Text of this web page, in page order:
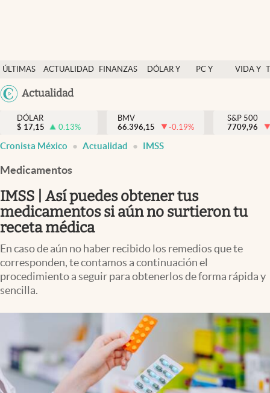
ÚLTIMAS
NOTICIAS
ACTUALIDAD
FINANZAS
DÓLAR Y
PC Y
VIDA Y
México
Actualidad
Actualidad
Finanzas y economía
Dólar y mercados
Pc y celular
Vida y estilo
Tv
Clima
abre en nueva pestaña
México
DÓLAR
$ 17,15 0.13%
BMV
66.396,15
-0.19%
S&P 500
7709,96
Cronista México Actualidad IMSS
Medicamentos
IMSS | Así puedes obtener tus
medicamentos si aún no surtieron tu
receta médica
En caso de aún no haber recibido los remedios que te
corresponden, te contamos a continuación el
procedimiento a seguir para obtenerlos de forma rápida y
sencilla.